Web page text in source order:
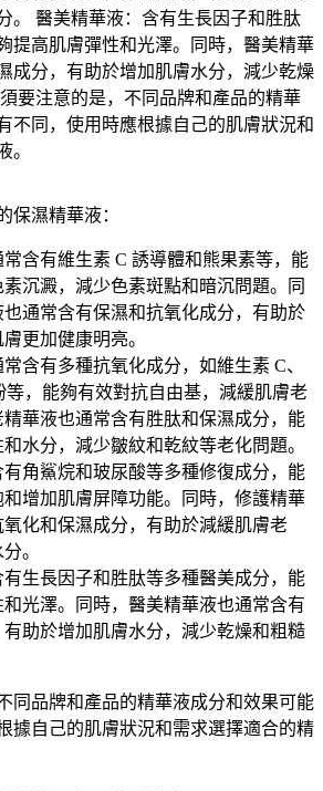
保濕精華液：
常含有維生素 C 誘導體和熊果素等，能
沉澱，減少色素斑點和暗沉問題。同
也通常含有保濕和抗氧化成分，有助於
更加健康明亮。
常含有多種抗氧化成分，如維生素 C、
等，能夠有效對抗自由基，減緩肌膚老
華液也通常含有胜肽和保濕成分，能
水分，減少皺紋和乾紋等老化問題。
有角鯊烷和玻尿酸等多種修復成分，能
增加肌膚屏障功能。同時，修護精華
化和保濕成分，有助於減緩肌膚老
。
有生長因子和胜肽等多種醫美成分，能
光澤。同時，醫美精華液也通常含有
助於增加肌膚水分，減少乾燥和粗糙
同品牌和產品的精華液成分和效果可能
據自己的肌膚狀況和需求選擇適合的精